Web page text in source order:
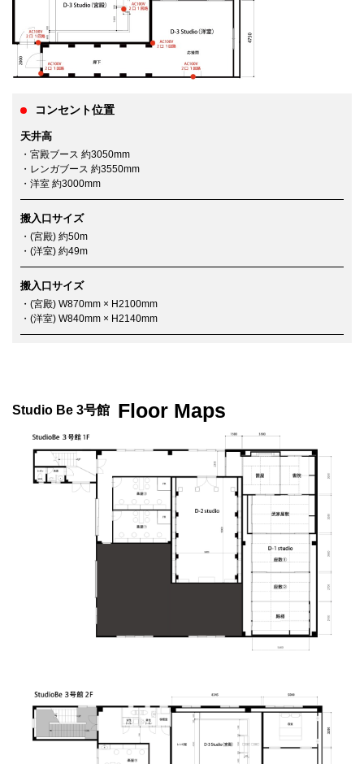
コンセント位置
天井高
・宮殿ブース 約3050mm
・レンガブース 約3550mm
・洋室 約3000mm
搬入口サイズ
・(宮殿) 約50m
・(洋室) 約49m
搬入口サイズ
・(宮殿) W870mm × H2100mm
・(洋室) W840mm × H2140mm
Studio Be 3号館 Floor Maps